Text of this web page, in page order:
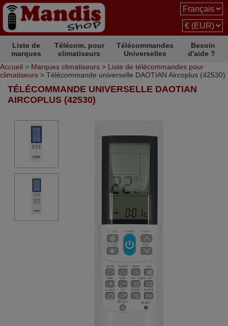
Liste de
marques
Télécom. pour
climatiseurs
Télécommandes
Universelles
Besoin
d'aide ?
Accueil > Marques climatiseurs > Liste de télécommandes pour
climatiseurs > Télécommande universelle DAOTIAN Aircoplus (42530)
TÉLÉCOMMANDE UNIVERSELLE DAOTIAN
AIRCOPLUS (42530)